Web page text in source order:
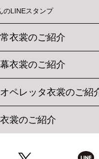
のLINEスタンプ
衣裳のご紹介
衣裳のご紹介
ペレッタ衣裳のご紹
裳のご紹介